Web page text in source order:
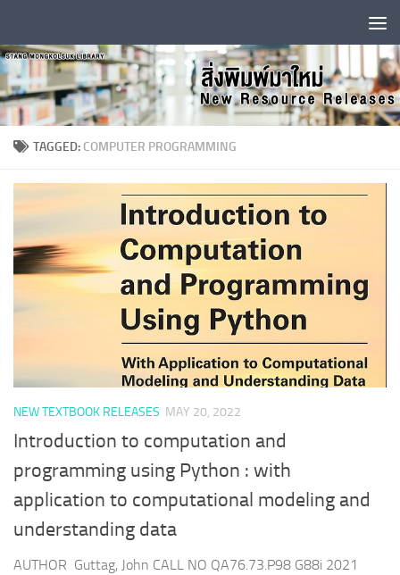
TAGGED: COMPUTER PROGRAMMING
NEW TEXTBOOK RELEASES MAY 20, 2022
Introduction to computation and
programming using Python : with
application to computational modeling and
understanding data
AUTHOR Guttag, John CALL NO QA76.73.P98 G88i 2021